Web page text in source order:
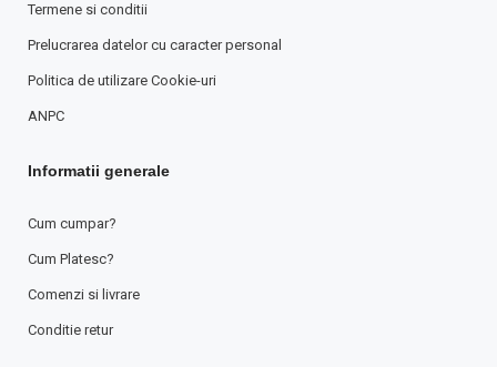
Termene si conditii
Prelucrarea datelor cu caracter personal
Politica de utilizare Cookie-uri
ANPC
Informatii generale
Cum cumpar?
Cum Platesc?
Comenzi si livrare
Conditie retur